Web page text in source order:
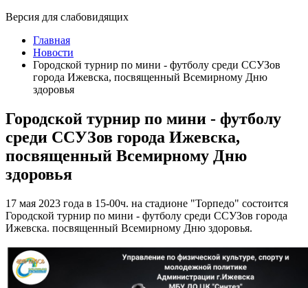
Версия для слабовидящих
Главная
Новости
Городской турнир по мини - футболу среди ССУЗов
города Ижевска, посвященный Всемирному Дню
здоровья
Городской турнир по мини - футболу
среди ССУЗов города Ижевска,
посвященный Всемирному Дню
здоровья
17 мая 2023 года в 15-00ч. на стадионе "Торпедо" состоится
Городской турнир по мини - футболу среди ССУЗов города
Ижевска. посвященный Всемирному Дню здоровья.